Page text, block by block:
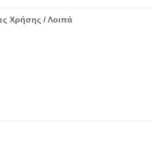
Χρήσης / Λοιπά